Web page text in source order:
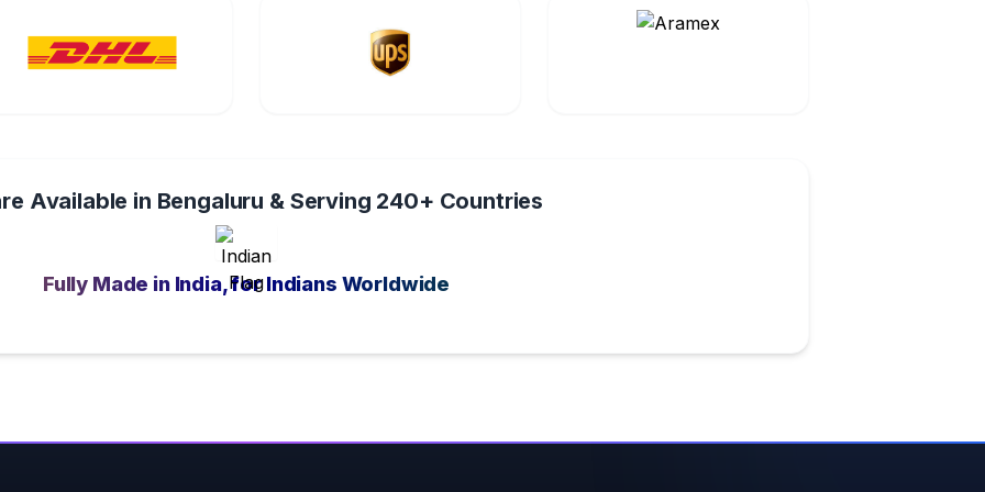
Available in Bengaluru & Serving 240+ Countries
Fully Made in India, for Indians Worldwide